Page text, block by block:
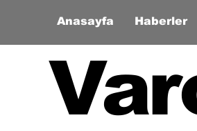
Anasayfa Haberler